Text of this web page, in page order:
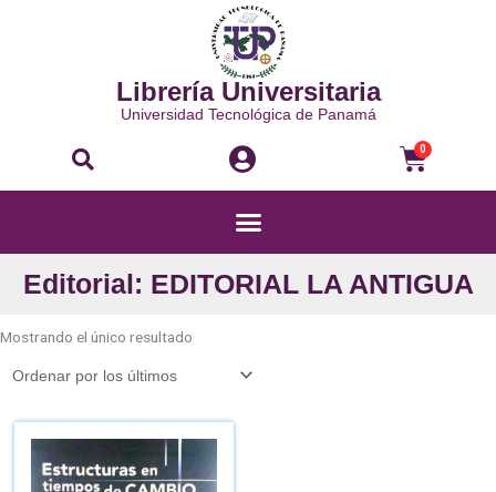
Librería Universitaria
Universidad Tecnológica de Panamá
Buscar 0
Menú
Editorial: EDITORIAL LA ANTIGUA
Mostrando el único resultado